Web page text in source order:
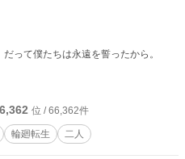
って僕たちは永遠を誓ったから。
位 / 66,362件
輪廻転生 二人